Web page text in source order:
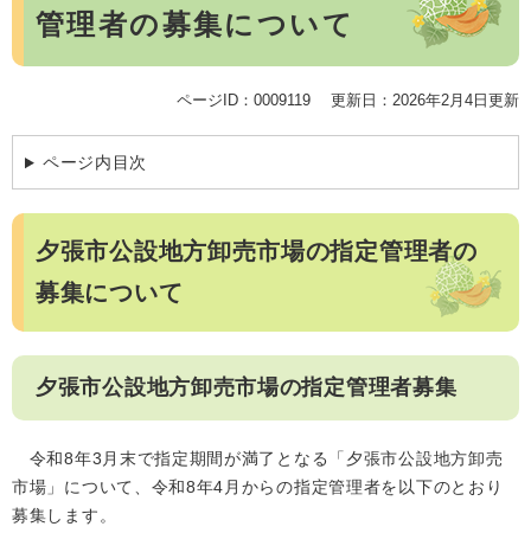
管理者の募集について
ページID：0009119 更新日：2026年2月4日更新
ページ内目次
夕張市公設地方卸売市場の指定管理者の
募集について
夕張市公設地方卸売市場の指定管理者募集
令和8年3月末で指定期間が満了となる「夕張市公設地方卸売
市場」について、令和8年4月からの指定管理者を以下のとおり
募集します。